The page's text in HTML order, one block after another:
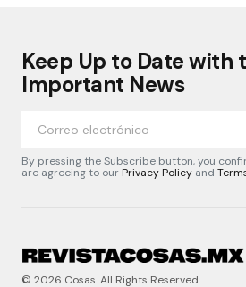
Keep Up to Date with
Important News
By pressing the Subscribe button, you
are agreeing to ourPrivacy Policy and
© 2026 Cosas. All Rights Reserved.